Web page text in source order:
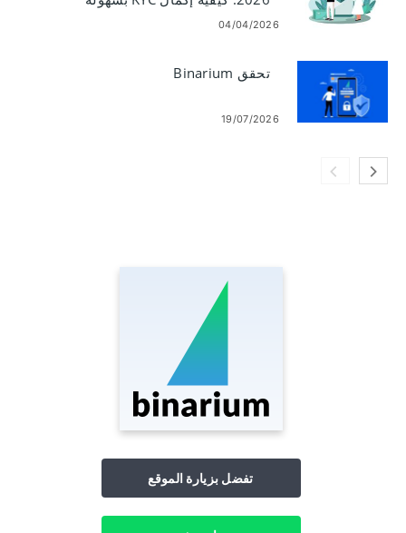
04/04/2026
تحقق Binarium
19/07/2026
تفضل بزيارة الموقع